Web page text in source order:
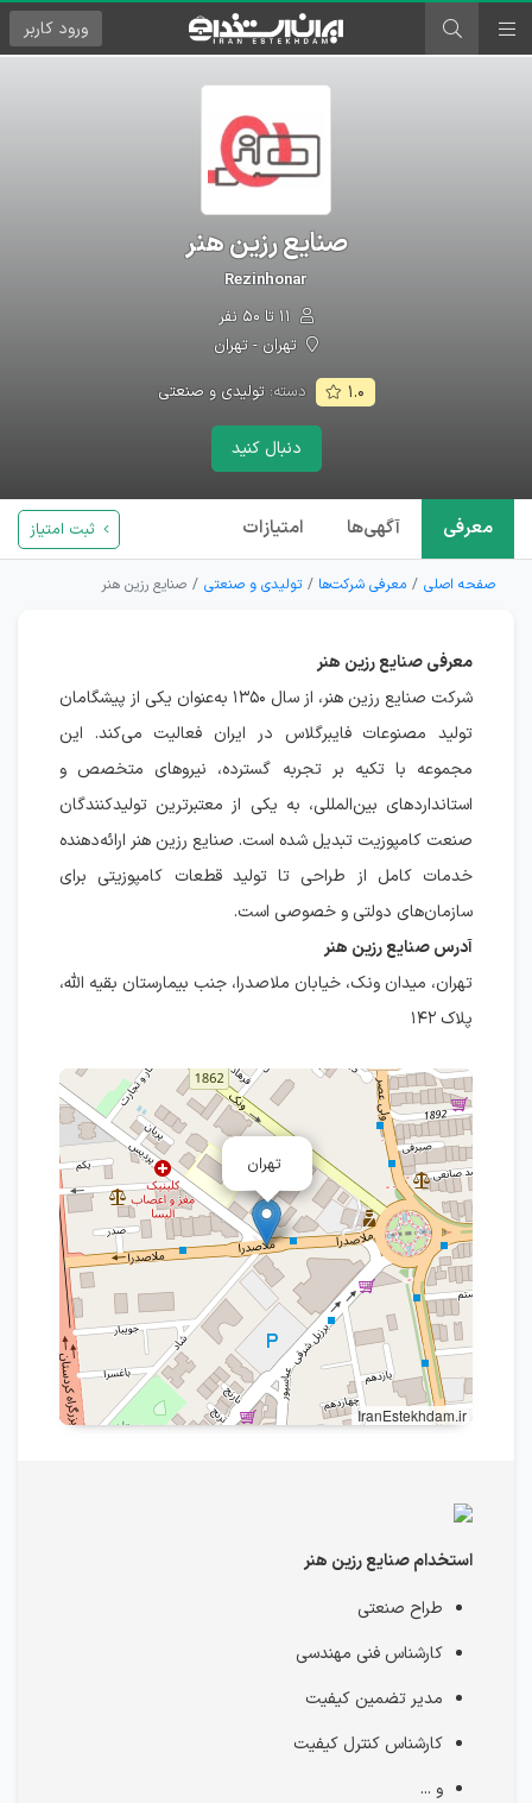
ورود کاربر
صنايع رزين هنر
Rezinhonar
تهران - تهران
۱.۰ دسته:تولیدی و صنعتی
دنبال کنید
معرفی آگهی‌ها امتیازات ثبت امتیاز
صفحه اصلی معرفی شرکت‌ها تولیدی و صنعتی صنايع رزين هنر
معرفی صنايع رزين هنر
شرکت صنایع رزین هنر، از سال ۱۳۵۰ به‌عنوان یکی از پیشگامان
تولید مصنوعات فایبرگلاس در ایران فعالیت می‌کند. این
مجموعه با تکیه بر تجربه گسترده، نیروهای متخصص و
استانداردهای بین‌المللی، به یکی از معتبرترین تولیدکنندگان
صنعت کامپوزیت تبدیل شده است. صنایع رزین هنر ارائه‌دهنده
خدمات کامل از طراحی تا تولید قطعات کامپوزیتی برای
سازمان‌های دولتی و خصوصی است.
آدرس صنايع رزين هنر
تهران، میدان ونک، خیابان ملاصدرا، جنب بیمارستان بقیه الله،
پلاک ۱۴۲
تهران
IranEstekhdam.ir
استخدام صنايع رزين هنر
طراح صنعتی
کارشناس فنی مهندسی
مدیر تضمین کیفیت
کارشناس کنترل کیفیت
و ...